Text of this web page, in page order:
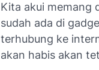
Kita akui memang
sudah ada di
terhubung ke
akan habis akan